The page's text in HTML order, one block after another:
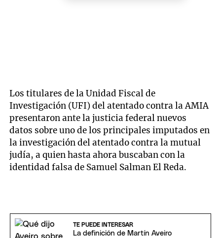
Los titulares de la Unidad Fiscal de
Investigación (UFI) del atentado contra la AMIA
presentaron ante la justicia federal nuevos
datos sobre uno de los principales imputados en
la investigación del atentado contra la mutual
judía, a quien hasta ahora buscaban con la
identidad falsa de Samuel Salman El Reda.
TE PUEDE INTERESAR
La definición de Martín Aveiro